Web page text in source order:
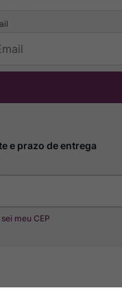
meu CEP